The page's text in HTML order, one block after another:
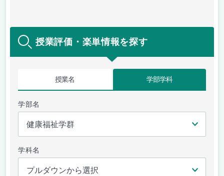
授業評価・楽単情報を探す
授業名 学部学科
学部名
学科名